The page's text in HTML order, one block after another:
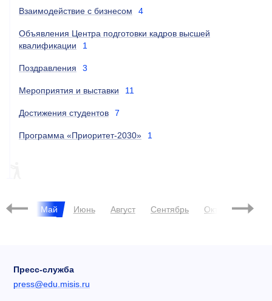
Взаимодействие с бизнесом 4
Объявления Центра подготовки кадров высшей
квалификации
1
Поздравления 3
Мероприятия и выставки 11
Достижения студентов 7
Программа «Приоритет-2030» 1
Май Июнь Август Сентябрь Октябрь
Пресс-служба
press@edu.misis.ru